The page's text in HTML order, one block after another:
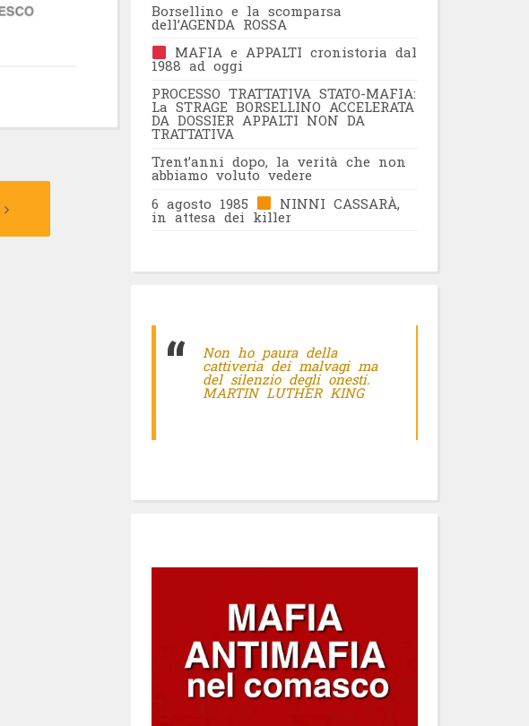
Articolo
Borsellino e la scomparsa
dell’AGENDA ROSSA
MAFIA e APPALTI cronistoria dal
1988 ad oggi
PROCESSO TRATTATIVA STATO-MAFIA:
La STRAGE BORSELLINO ACCELERATA
DA DOSSIER APPALTI NON DA
TRATTATIVA
Trent’anni dopo, la verità che non
abbiamo voluto vedere
6 agosto 1985
NINNI CASSARÀ,
in attesa dei killer
Non ho paura della
cattiveria dei malvagi ma
del silenzio degli onesti.
MARTIN LUTHER KING